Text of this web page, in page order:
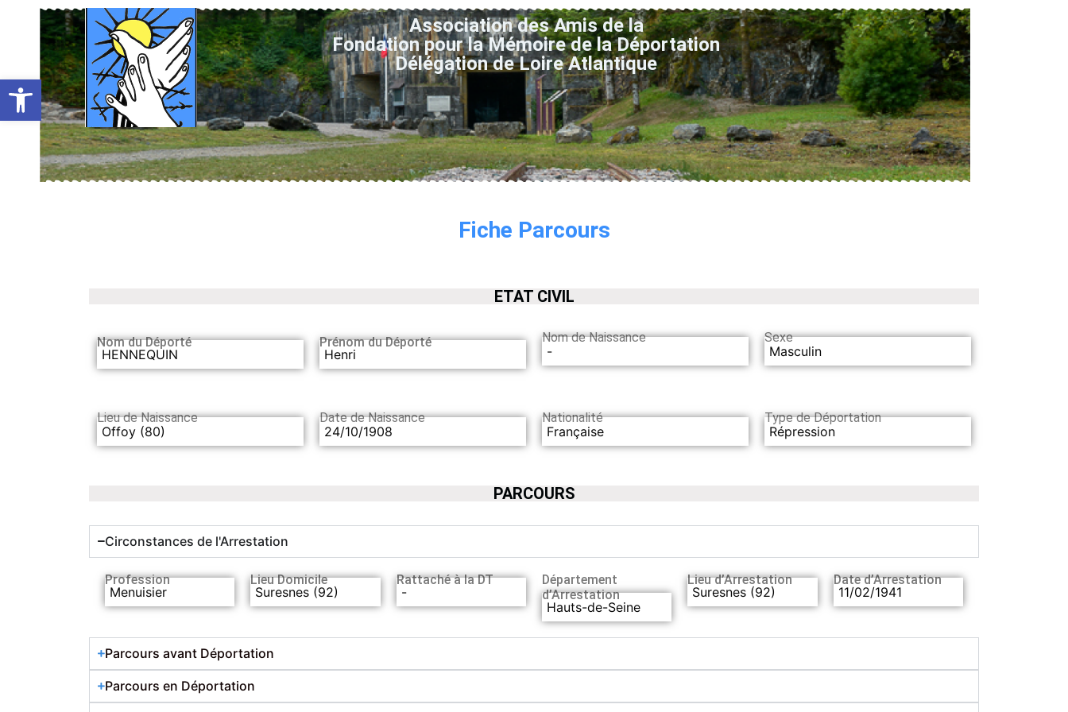
Ouvrir la barre d’outils
Association des Amis de la
Fondation pour la Mémoire de la Déportation
Délégation de Loire Atlantique
Fiche Parcours
ETAT CIVIL
Nom du Déporté
HENNEQUIN
Prénom du Déporté
Henri
Nom de Naissance
-
Sexe
Masculin
Lieu de Naissance
Offoy (80)
Date de Naissance
24/10/1908
Nationalité
Française
Type de Déportation
Répression
PARCOURS
Circonstances de l'Arrestation
Profession
Menuisier
Lieu Domicile
Suresnes (92)
Rattaché à la DT
-
Département
d’Arrestation
Hauts-de-Seine
Lieu d’Arrestation
Suresnes (92)
Date d’Arrestation
11/02/1941
Parcours avant Déportation
Parcours en Déportation